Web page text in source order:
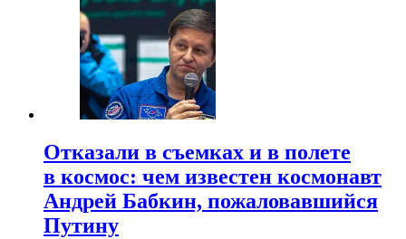
Отказали в съемках и в полете
в космос: чем известен космонавт
Андрей Бабкин, пожаловавшийся
Путину